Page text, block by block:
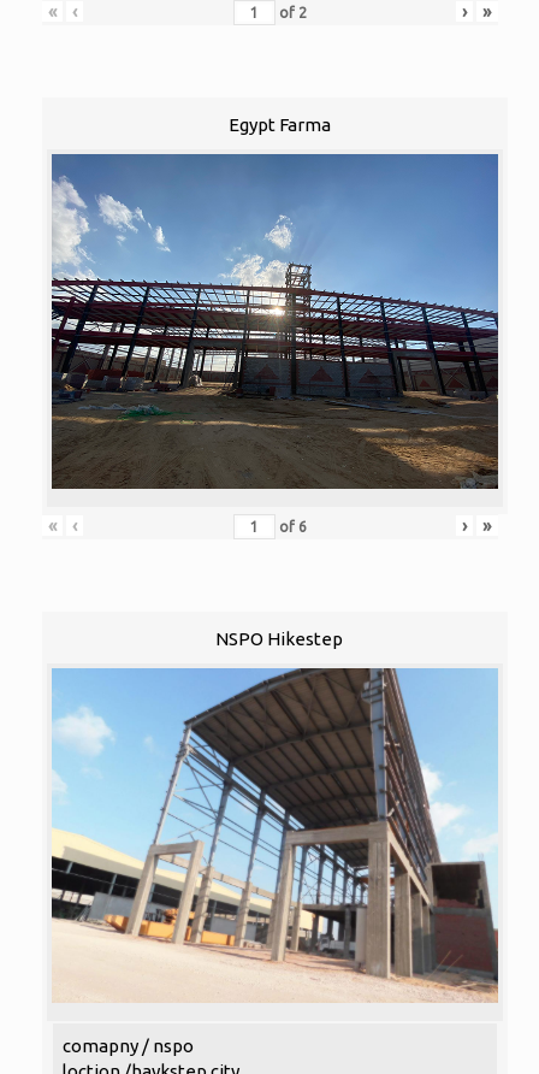
« ‹ of 2 › »
Egypt Farma
« ‹ of 6 › »
NSPO Hikestep
comapny / nspo